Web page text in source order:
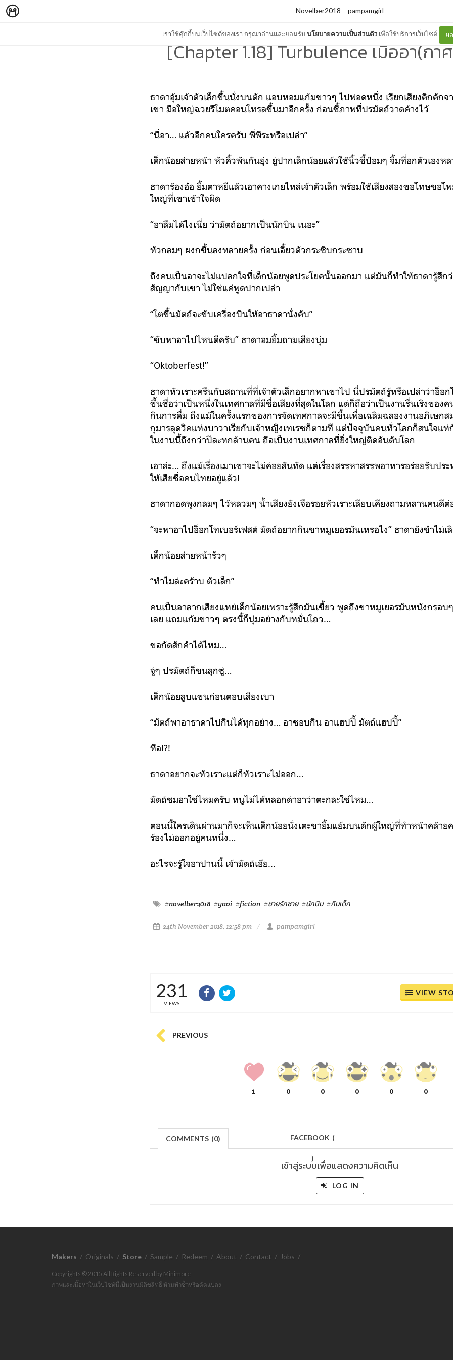
เราใช้คุ๊กกี้บนเว็บไซต์ของเรา กรุณาอ่านและยอมรับนโยบายความเป็นส่วนตัว เพื่อใช้บริการเว็บไซต์ ย
Novelber2018 – pampamgirl
[Chapter 1.18] Turbulence เมื่ออา(ก
ธาดาอุ้มเจ้าตัวเล็กขึ้นนั่งบนตัก แอบหอมแก้มขาวๆ ไปฟอดหนึ่ง เรียกเสียงคิกคักจ
เขา มือใหญ่ฉวยรีโมตคอนโทรลขึ้นมาอีกครั้ง ก่อนชี้ภาพที่ปรมัตถ์วาดค้างไว้
“นี่อา… แล้วอีกคนใครครับ พี่พีระหรือเปล่า”
เด็กน้อยส่ายหน้า หัวคิ้วพันกันยุ่ง ยู่ปากเล็กน้อยแล้วใช้นิ้วชี้ป้อมๆ จิ้มที่อกตัวเองห
ธาดาร้องอ๋อ ยิ้มตาหยีแล้วเอาคางเกยไหล่เจ้าตัวเล็ก พร้อมใช้เสียงสองขอโทษขอโ
ใหญ่ที่เขาเข้าใจผิด
“อาลืมได้ไงเนี่ย ว่ามัตถ์อยากเป็นนักบิน เนอะ”
หัวกลมๆ ผงกขึ้นลงหลายครั้ง ก่อนเอี้ยวตัวกระซิบกระซาบ
ถึงคนเป็นอาจะไม่แปลกใจที่เด็กน้อยพูดประโยคนั้นออกมา แต่มันก็ทำให้ธาดารู้สึก
สัญญากับเขา ไม่ใช่แค่พูดปากเปล่า
“โตขึ้นมัตถ์จะขับเครื่องบินให้อาธาดานั่งคับ”
“ขับพาอาไปไหนดีครับ” ธาดาอมยิ้มถามเสียงนุ่ม
“Oktoberfest!”
ธาดาหัวเราะครืนกับสถานที่ที่เจ้าตัวเล็กอยากพาเขาไป นี่ปรมัตถ์รู้หรือเปล่าว่าอ็อก
ขึ้นชื่อว่าเป็นหนึ่งในเทศกาลที่มีชื่อเสียงที่สุดในโลก แต่ก็ถือว่าเป็นงานรื่นเริงของ
กินการดื่ม ถึงแม้ในครั้งแรกของการจัดเทศกาลจะมีขึ้นเพื่อเฉลิมฉลองงานอภิเษกส
กุมารลุดวิคแห่งบาวาเรียกับเจ้าหญิงเทเรซก็ตามที แต่ปัจจุบันคนทั่วโลกก็สนใจแห่
ในงานนี้ัึถึงกว่าปีละหกล้านคน ถือเป็นงานเทศกาลที่ยิ่งใหญ่ติดอันดับโลก
เอาล่ะ… ถึงแม้เรื่องเมาเขาจะไม่ค่อยสันทัด แต่เรื่องสรรหาสรรพอาหารอร่อยรับปร
ให้เสียชื่อคนไทยอยู่แล้ว!
ธาดากอดพุงกลมๆ ไว้หลวมๆ น้ำเสียงยังเจือรอยหัวเราะเลียบเคียงถามหลานคนดีต่
“จะพาอาไปอ็อกโทเบอร์เฟสต์ มัตถ์อยากกินขาหมูเยอรมันเหรอไง” ธาดายังขำไม่เ
เด็กน้อยส่ายหน้ารัวๆ
“ทำไมล่ะคร้าบ ตัวเล็ก”
คนเป็นอาลากเสียงแหย่เด็กน้อยเพราะรู้สึกมันเขี้ยว พูดถึงขาหมูเยอรมันหนังกรอ
เลย แถมแก้มขาวๆ ตรงนี้ก็นุ่มอย่างกับหมั่นโถว…
ขอกัดสักคำได้ไหม…
จู่ๆ ปรมัตถ์ก็ขนลุกซู่…
เด็กน้อยลูบแขนก่อนตอบเสียงเบา
“มัตถ์พาอาธาดาไปกินได้ทุกอย่าง… อาชอบกิน อาแฮปปี้ มัตถ์แฮปปี้”
หือ!?!
ธาดาอยากจะหัวเราะแต่ก็หัวเราะไม่ออก…
มัตถ์ชมอาใช่ไหมครับ หนูไม่ได้หลอกด่าอาว่าตะกละใช่ไหม…
ตอนนี้ใครเดินผ่านมาก็จะเห็นเด็กน้อยนั่งเตะขายิ้มแย้มบนตักผู้ใหญ่ที่ทำหน้าคล้าย
ร้องไม่ออกอยู่คนหนึ่ง…
อะไรจะรู้ใจอาปานนี้ เจ้ามัตถ์เอ๊ย...
#novelber2018 #yaoi #fiction #ชายรักชาย #นักบิน #กินเด็ก
24th November 2018, 12:58 pm pampamgirl
231
VIEWS
VIEW
PREVIOUS
1 0 0 0 0 0
COMMENTS (0) FACEBOOK (
)
เข้าสู่ระบบเพื่อแสดงความคิดเห็น
LOG IN
Makers / Originals / Store / Sample / Redeem / About / Contact / Jobs /
Copyrights © 2015 All Rights Reserved by Minimore
ภาพและเนื้อหาในเว็บไซต์นี้เป็นงานมีลิขสิทธิ์ ห้ามทำซ้ำหรือดัดแปลง